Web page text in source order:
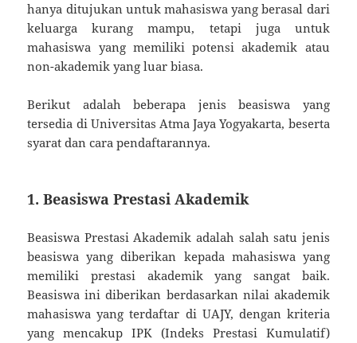
hanya ditujukan untuk mahasiswa yang berasal dari
keluarga kurang mampu, tetapi juga untuk
mahasiswa yang memiliki potensi akademik atau
non-akademik yang luar biasa.
Berikut adalah beberapa jenis beasiswa yang
tersedia di Universitas Atma Jaya Yogyakarta, beserta
syarat dan cara pendaftarannya.
1. Beasiswa Prestasi Akademik
Beasiswa Prestasi Akademik adalah salah satu jenis
beasiswa yang diberikan kepada mahasiswa yang
memiliki prestasi akademik yang sangat baik.
Beasiswa ini diberikan berdasarkan nilai akademik
mahasiswa yang terdaftar di UAJY, dengan kriteria
yang mencakup IPK (Indeks Prestasi Kumulatif)